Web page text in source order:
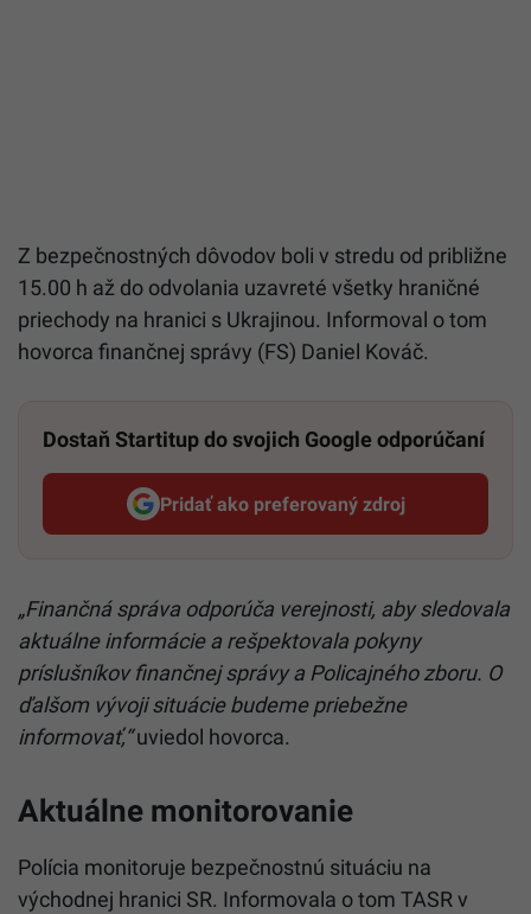
Z bezpečnostných dôvodov boli v stredu od približne
15.00 h až do odvolania uzavreté všetky hraničné
priechody na hranici s Ukrajinou. Informoval o tom
hovorca finančnej správy (FS) Daniel Kováč.
Dostaň Startitup do svojich Google odporúčaní
Pridať ako preferovaný zdroj
Startitup, odkaz sa otvorí v
„Finančná správa odporúča verejnosti, aby sledovala
aktuálne informácie a rešpektovala pokyny
príslušníkov finančnej správy a Policajného zboru. O
ďalšom vývoji situácie budeme priebežne
informovať,“uviedol hovorca.
Aktuálne monitorovanie
Polícia monitoruje bezpečnostnú situáciu na
východnej hranici SR. Informovala o tom TASR v